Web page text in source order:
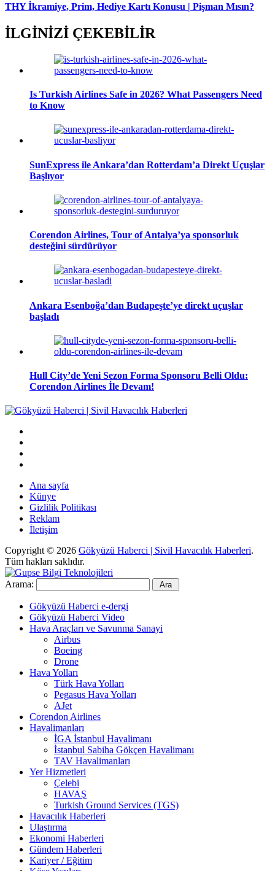
THY İkramiye, Prim, Hediye Kartı Konusu | Pişman Mısın?
İLGİNİZİ ÇEKEBİLİR
Is Turkish Airlines Safe in 2026? What Passengers Need
to Know
SunExpress ile Ankara’dan Rotterdam’a Direkt Uçuşlar
Başlıyor
Corendon Airlines, Tour of Antalya’ya sponsorluk
desteğini sürdürüyor
Ankara Esenboğa’dan Budapeşte’ye direkt uçuşlar
başladı
Hull City’de Yeni Sezon Forma Sponsoru Belli Oldu:
Corendon Airlines İle Devam!
Ana sayfa
Künye
Gizlilik Politikası
Reklam
İletişim
Copyright © 2026 Gökyüzü Haberci | Sivil Havacılık Haberleri.
Tüm hakları saklıdır.
Arama:
Gökyüzü Haberci e-dergi
Gökyüzü Haberci Video
Hava Araçları ve Savunma Sanayi
Airbus
Boeing
Drone
Hava Yolları
Türk Hava Yolları
Pegasus Hava Yolları
AJet
Corendon Airlines
Havalimanları
İGA İstanbul Havalimanı
İstanbul Sabiha Gökçen Havalimanı
TAV Havalimanları
Yer Hizmetleri
Çelebi
HAVAŞ
Turkish Ground Services (TGS)
Havacılık Haberleri
Ulaştırma
Ekonomi Haberleri
Gündem Haberleri
Kariyer / Eğitim